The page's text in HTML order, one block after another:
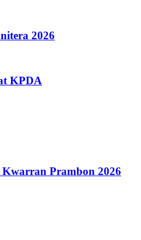
2026
KPDA
Prambon 2026